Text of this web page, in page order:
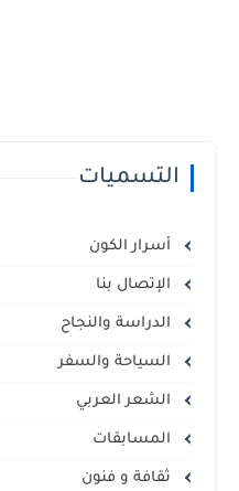
التسميات
أسرار الكون
الإتصال بنا
الدراسة والنجاح
السياحة والسفر
الشعر العربي
المسابقات
ثقافة و فنون